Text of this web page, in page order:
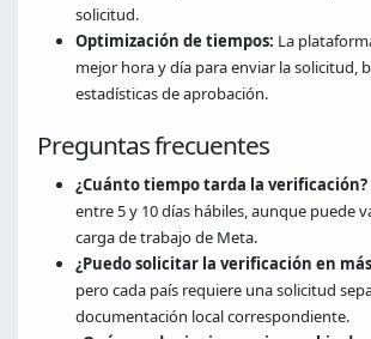
solicitud.
Optimización de tiempos: La
mejor hora y día para enviar la solicitud,
estadísticas de aprobación.
Preguntas frecuentes
¿Cuánto tiempo tarda la verificación?
entre 5 y 10 días hábiles, aunque puede
carga de trabajo de Meta.
¿Puedo solicitar la verificación en
pero cada país requiere una solicitud
documentación local correspondiente.